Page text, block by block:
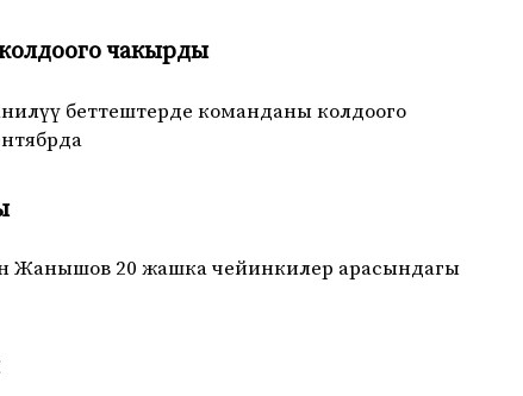
чакырды
беттештерде команданы колдоого
Жанышов 20 жашка чейинкилер арасындагы